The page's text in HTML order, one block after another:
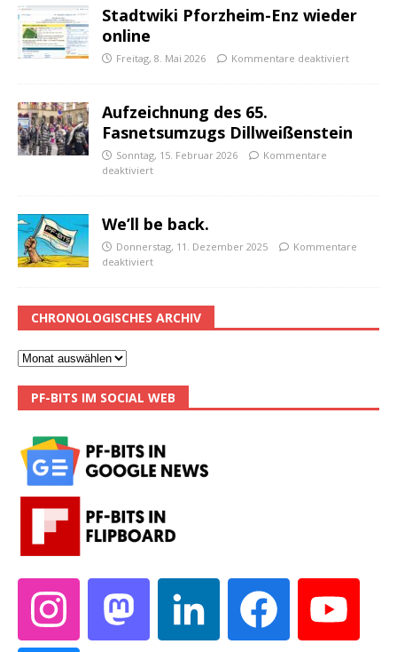
Stadtwiki Pforzheim-Enz wieder
online
Freitag, 8. Mai 2026 Kommentare deaktiviert
Aufzeichnung des 65.
Fasnetsumzugs Dillweißenstein
Sonntag, 15. Februar 2026
Kommentare
deaktiviert
We’ll be back.
Donnerstag, 11. Dezember 2025
Kommentare
deaktiviert
CHRONOLOGISCHES ARCHIV
PF-BITS IM SOCIAL WEB